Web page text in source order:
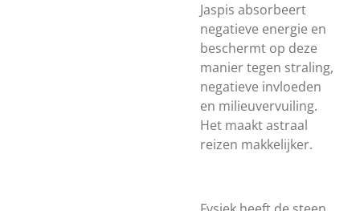
Jaspis absorbeert
negatieve energie en
beschermt op deze
manier tegen straling,
negatieve invloeden
en milieuvervuiling.
Het maakt astraal
reizen makkelijker.